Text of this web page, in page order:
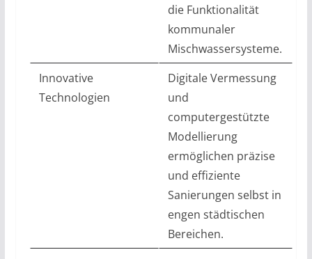
die Funktionalität
kommunaler
Mischwassersysteme.
Innovative
Technologien
Digitale Vermessung
und
computergestützte
Modellierung
ermöglichen präzise
und effiziente
Sanierungen selbst in
engen städtischen
Bereichen.